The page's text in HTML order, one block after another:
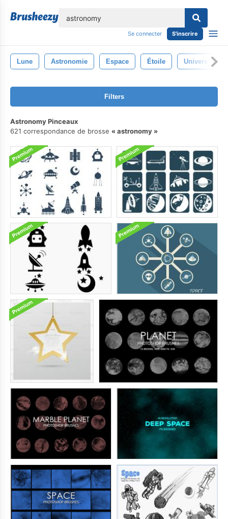
Se connecter S'inscrire
Lune Astronomie Espace Étoile Univers
Filters
Astronomy Pinceaux
621 correspondance de brosse
astronomy